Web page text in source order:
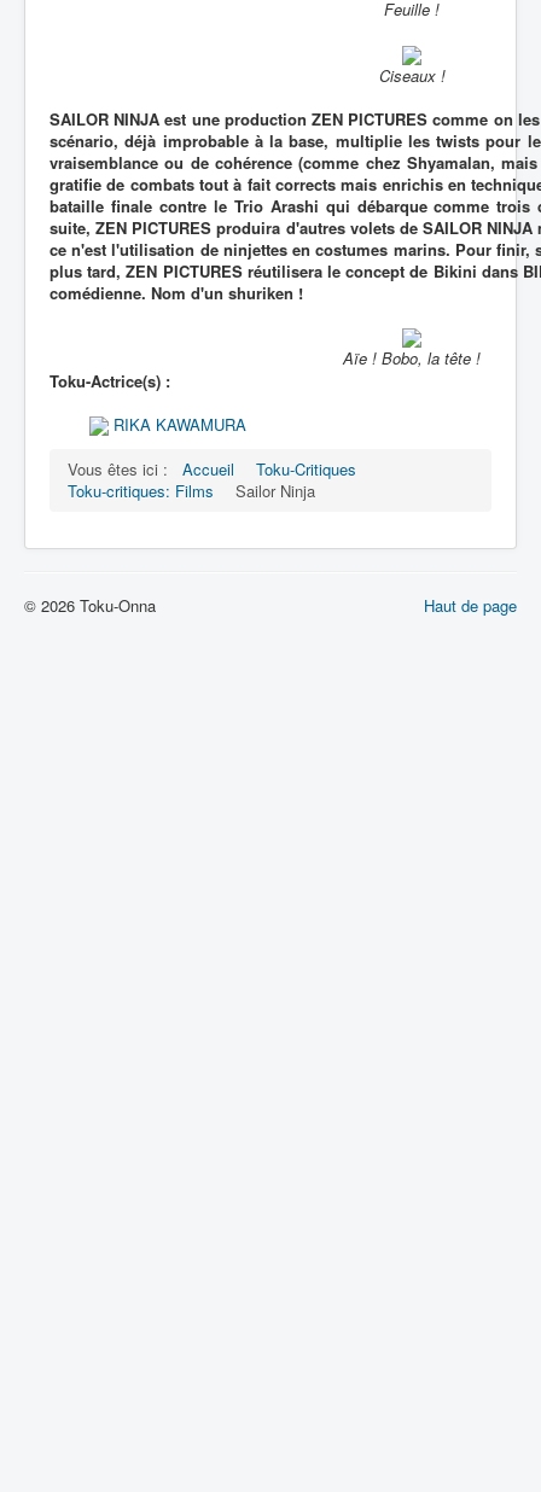
Feuille !
Ciseaux !
SAILOR NINJA est une production ZEN PICTURES comme on
scénario, déjà improbable à la base, multiplie les twists pour
vraisemblance ou de cohérence (comme chez Shyamalan,
gratifie de combats tout à fait corrects mais enrichis en
bataille finale contre le Trio Arashi qui débarque comme trois
suite, ZEN PICTURES produira d'autres volets de SAILOR
ce n'est l'utilisation de ninjettes en costumes marins. Pour finir,
plus tard, ZEN PICTURES réutilisera le concept de Bikini dans
comédienne. Nom d'un shuriken !
Aïe ! Bobo, la tête !
Toku-Actrice(s) :
RIKA KAWAMURA
Vous êtes ici :
Accueil
Toku-Critiques
Toku-critiques: Films
Sailor Ninja
Haut de page
© 2026 Toku-Onna